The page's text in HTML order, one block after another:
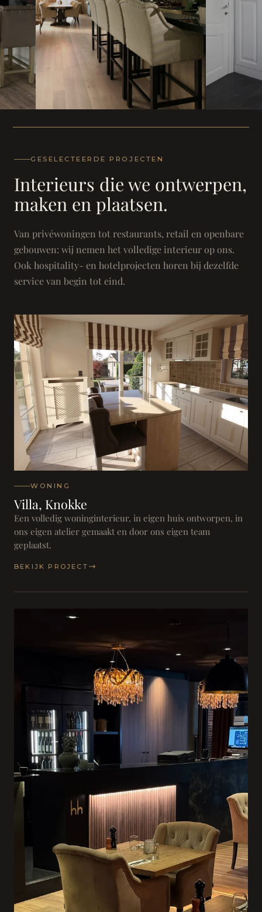
Landhuis - Grimbergen
GESELECTEERDE PROJECTEN
Interieurs die we ontwerpen,
maken en plaatsen.
Van privéwoningen tot restaurants, retail en openbare
gebouwen: wij nemen het volledige interieur op ons.
Ook hospitality- en hotelprojecten horen bij dezelfde
service van begin tot eind.
WONING
Villa, Knokke
Een volledig woninginterieur, in eigen huis ontworpen, in
ons eigen atelier gemaakt en door ons eigen team
geplaatst.
BEKIJK PROJECT